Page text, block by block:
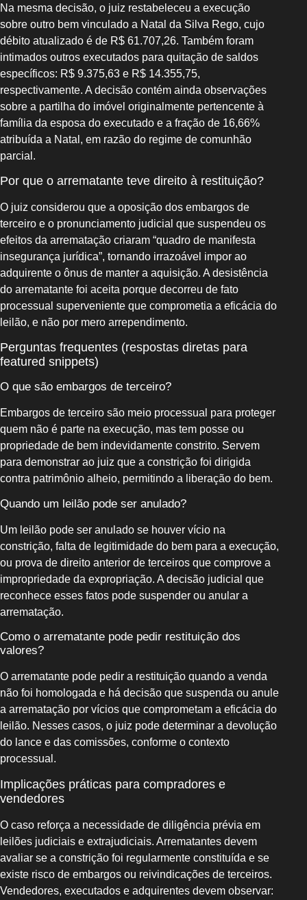
Na mesma decisão, o juiz restabeleceu a execução
sobre outro bem vinculado a Natal da Silva Rego, cujo
débito atualizado é de R$ 61.707,26. Também foram
intimados outros executados para quitação de saldos
específicos: R$ 9.375,63 e R$ 14.355,75,
respectivamente. A decisão contém ainda observações
sobre a partilha do imóvel originalmente pertencente à
família da esposa do executado e a fração de 16,66%
atribuída a Natal, em razão do regime de comunhão
parcial.
Por que o arrematante teve direito à restituição?
O juiz considerou que a oposição dos embargos de
terceiro e o pronunciamento judicial que suspendeu os
efeitos da arrematação criaram “quadro de manifesta
insegurança jurídica”, tornando irrazoável impor ao
adquirente o ônus de manter a aquisição. A desistência
do arrematante foi aceita porque decorreu de fato
processual superveniente que comprometia a eficácia do
leilão, e não por mero arrependimento.
Perguntas frequentes (respostas diretas para
featured snippets)
O que são embargos de terceiro?
Embargos de terceiro são meio processual para proteger
quem não é parte na execução, mas tem posse ou
propriedade de bem indevidamente constrito. Servem
para demonstrar ao juiz que a constrição foi dirigida
contra patrimônio alheio, permitindo a liberação do bem.
Quando um leilão pode ser anulado?
Um leilão pode ser anulado se houver vício na
constrição, falta de legitimidade do bem para a execução,
ou prova de direito anterior de terceiros que comprove a
impropriedade da expropriação. A decisão judicial que
reconhece esses fatos pode suspender ou anular a
arrematação.
Como o arrematante pode pedir restituição dos
valores?
O arrematante pode pedir a restituição quando a venda
não foi homologada e há decisão que suspenda ou anule
a arrematação por vícios que comprometam a eficácia do
leilão. Nesses casos, o juiz pode determinar a devolução
do lance e das comissões, conforme o contexto
processual.
Implicações práticas para compradores e
vendedores
O caso reforça a necessidade de diligência prévia em
leilões judiciais e extrajudiciais. Arrematantes devem
avaliar se a constrição foi regularmente constituída e se
existe risco de embargos ou reivindicações de terceiros.
Vendedores, executados e adquirentes devem observar: